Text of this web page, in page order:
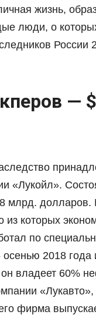
жизнь,
люди, о
России
—
«Лукойл».
млрд.
из которых
по
осенью 2018
владеет 60%
фирма